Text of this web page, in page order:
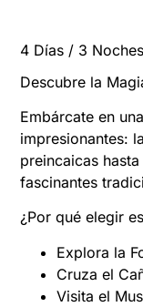
4 Días / 3 Noches
Descubre la
Embárcate en
impresionantes:
preincaicas
fascinantes
¿Por qué elegir
Explora la
Cruza el
Visita el